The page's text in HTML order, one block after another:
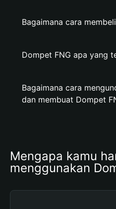
Bagaimana cara
Dompet FNG apa yang
Bagaimana cara
dan membuat Dompet
Mengapa kamu
menggunakan